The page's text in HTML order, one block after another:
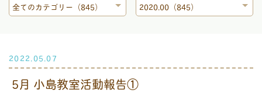
全てのカテゴリー（845） 2020.00（845）
2022.05.07
5月 小島教室活動報告①